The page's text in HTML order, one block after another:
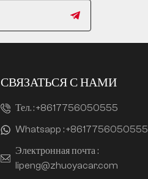
СВЯЗАТЬСЯ С НАМИ
Тел. :+8617756050555
Whatsapp :+8617756050555
Электронная почта :
lipeng@zhuoyacar.com